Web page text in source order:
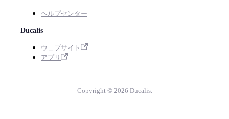
ヘルプセンター
Ducalis
ウェブサイト
アプリ
Copyright © 2026 Ducalis.